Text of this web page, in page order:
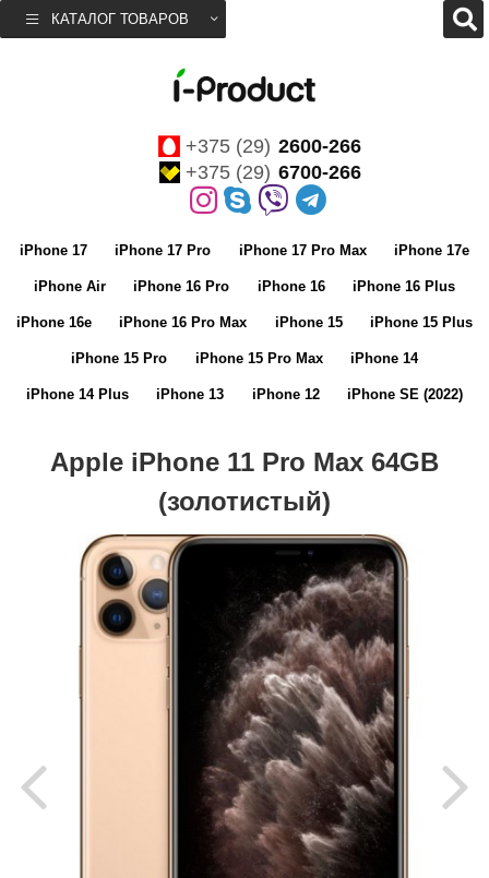
КАТАЛОГ ТОВАРОВ
+375 (29) 2600-266
+375 (29) 6700-266
iPhone 17 iPhone 17 Pro iPhone 17 Pro Max iPhone 17e
iPhone Air iPhone 16 Pro iPhone 16 iPhone 16 Plus
iPhone 16e iPhone 16 Pro Max iPhone 15 iPhone 15 Plus
iPhone 15 Pro iPhone 15 Pro Max iPhone 14
iPhone 14 Plus iPhone 13 iPhone 12 iPhone SE (2022)
Apple iPhone 11 Pro Max 64GB
(золотистый)